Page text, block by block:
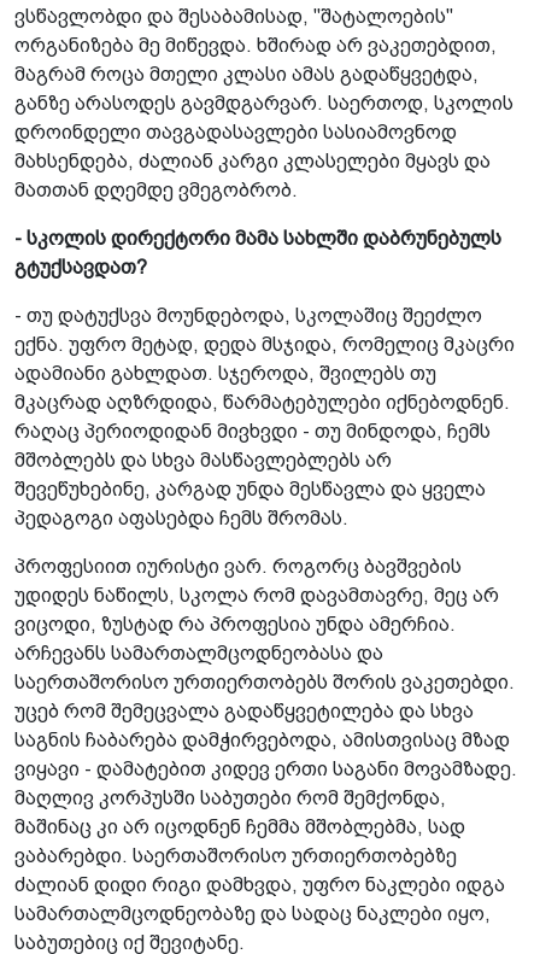
ვსწავლობდი და შესაბამისად, "შატალოების"
ორგანიზება მე მიწევდა. ხშირად არ ვაკეთებდით,
მაგრამ როცა მთელი კლასი ამას გადაწყვეტდა,
განზე არასოდეს გავმდგარვარ. საერთოდ, სკოლის
დროინდელი თავგადასავლები სასიამოვნოდ
მახსენდება, ძალიან კარგი კლასელები მყავს და
მათთან დღემდე ვმეგობრობ.
- სკოლის დირექტორი მამა სახლში დაბრუნებულს
გტუქსავდათ?
- თუ დატუქსვა მოუნდებოდა, სკოლაშიც შეეძლო
ექნა. უფრო მეტად, დედა მსჯიდა, რომელიც მკაცრი
ადამიანი გახლდათ. სჯეროდა, შვილებს თუ
მკაცრად აღზრდიდა, წარმატებულები იქნებოდნენ.
რაღაც პერიოდიდან მივხვდი - თუ მინდოდა, ჩემს
მშობლებს და სხვა მასწავლებლებს არ
შევეწუხებინე, კარგად უნდა მესწავლა და ყველა
პედაგოგი აფასებდა ჩემს შრომას.
პროფესიით იურისტი ვარ. როგორც ბავშვების
უდიდეს ნაწილს, სკოლა რომ დავამთავრე, მეც არ
ვიცოდი, ზუსტად რა პროფესია უნდა ამერჩია.
არჩევანს სამართალმცოდნეობასა და
საერთაშორისო ურთიერთობებს შორის ვაკეთებდი.
უცებ რომ შემეცვალა გადაწყვეტილება და სხვა
საგნის ჩაბარება დამჭირვებოდა, ამისთვისაც მზად
ვიყავი - დამატებით კიდევ ერთი საგანი მოვამზადე.
მაღლივ კორპუსში საბუთები რომ შემქონდა,
მაშინაც კი არ იცოდნენ ჩემმა მშობლებმა, სად
ვაბარებდი. საერთაშორისო ურთიერთობებზე
ძალიან დიდი რიგი დამხვდა, უფრო ნაკლები იდგა
სამართალმცოდნეობაზე და სადაც ნაკლები იყო,
საბუთებიც იქ შევიტანე.